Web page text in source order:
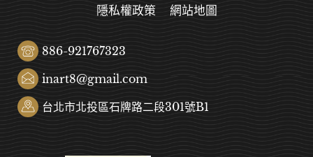
隱私權政策
網站地圖
886-921767323
inart8@gmail.com
台北市北投區石牌路二段301號B1